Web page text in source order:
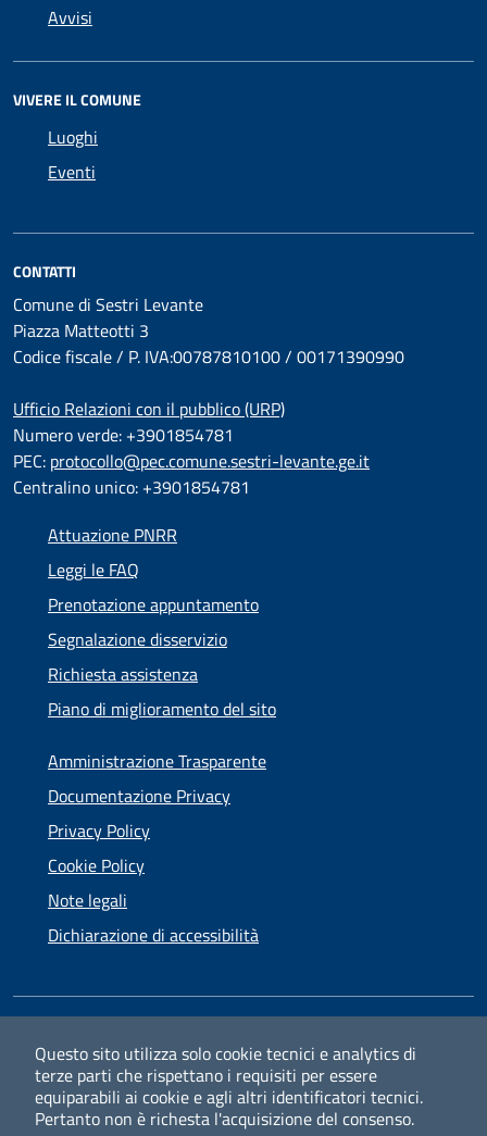
Questo sito utilizza solo cookie tecnici e analytics di
terze parti che rispettano i requisiti per essere
equiparabili ai cookie e agli altri identificatori tecnici.
Pertanto non è richesta l'acquisizione del consenso.
Avvisi
VIVERE IL COMUNE
Luoghi
Eventi
CONTATTI
Comune di Sestri Levante
Piazza Matteotti 3
Codice fiscale / P. IVA:00787810100 / 00171390990
Ufficio Relazioni con il pubblico (URP)
Numero verde: +3901854781
PEC: protocollo@pec.comune.sestri-levante.ge.it
Centralino unico: +3901854781
Attuazione PNRR
Leggi le FAQ
Prenotazione appuntamento
Segnalazione disservizio
Richiesta assistenza
Piano di miglioramento del sito
Amministrazione Trasparente
Documentazione Privacy
Privacy Policy
Cookie Policy
Note legali
Dichiarazione di accessibilità
FacebookInstagram